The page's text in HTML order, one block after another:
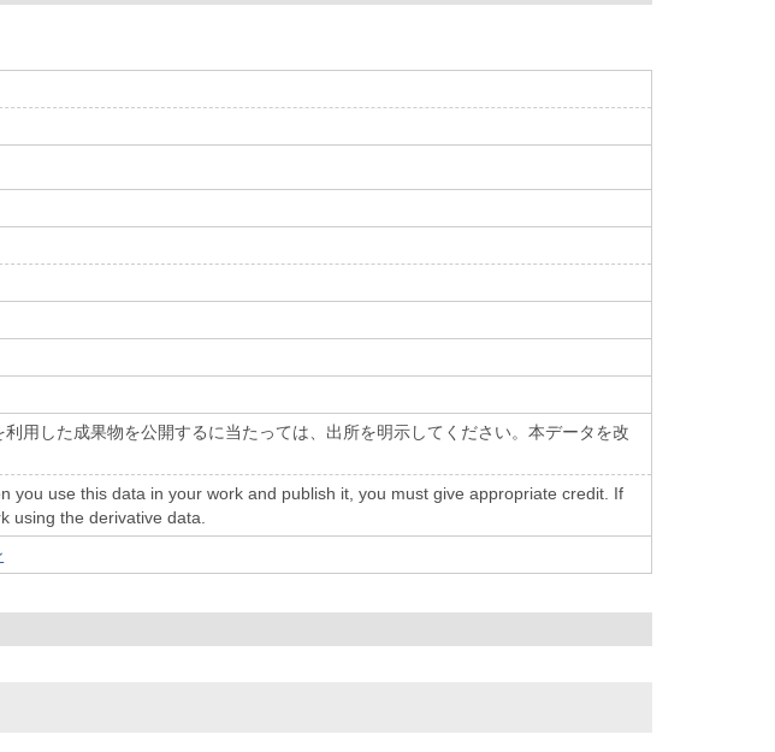
用した成果物を公開するに当たっては、出所を明示してください。本データを改
you use this data in your work and publish it, you must give appropriate credit. If
using the derivative data.